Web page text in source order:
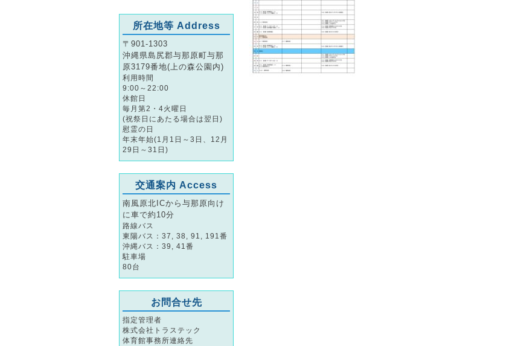
所在地等 Address
〒901-1303
沖縄県島尻郡与那原町与那
原3179番地(上の森公園内)
利用時間
9:00～22:00
休館日
毎月第2・4火曜日
(祝祭日にあたる場合は翌日)
慰霊の日
年末年始(1月1日～3日、12月
29日～31日)
交通案内 Access
南風原北ICから与那原向け
に車で約10分
路線バス
東陽バス：37, 38, 91, 191番
沖縄バス：39, 41番
駐車場
80台
お問合せ先
指定管理者
株式会社トラステック
体育館事務所連絡先